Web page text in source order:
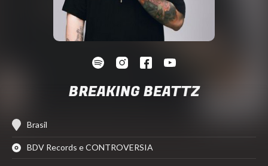
BREAKING BEATTZ
Brasil
BDV Records e CONTROVERSIA